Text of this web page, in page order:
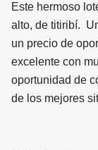
Este hermoso
alto, de titiribí.
un precio de
excelente con
oportunidad de
de los mejores